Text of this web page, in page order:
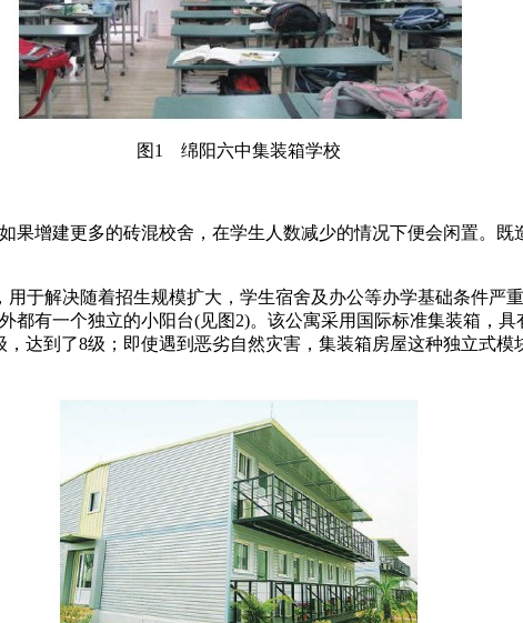
图1 绵阳六中集装箱学校
果增建更多的砖混校舍，在学生人数减少的情况下便会闲置。
于解决随着招生规模扩大，学生宿舍及办公等办学基础条件严
有一个独立的小阳台(见图2)。该公寓采用国际标准集装箱，
达到了8级；即使遇到恶劣自然灾害，集装箱房屋这种独立式